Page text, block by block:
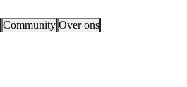
Community Over ons